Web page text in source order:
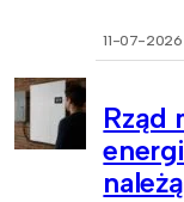
11-07-2026
Rząd